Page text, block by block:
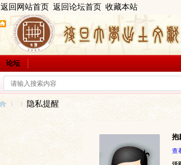
返回网站首页 返回论坛首页 收藏本站
论坛
›
隐私提醒
抱
查